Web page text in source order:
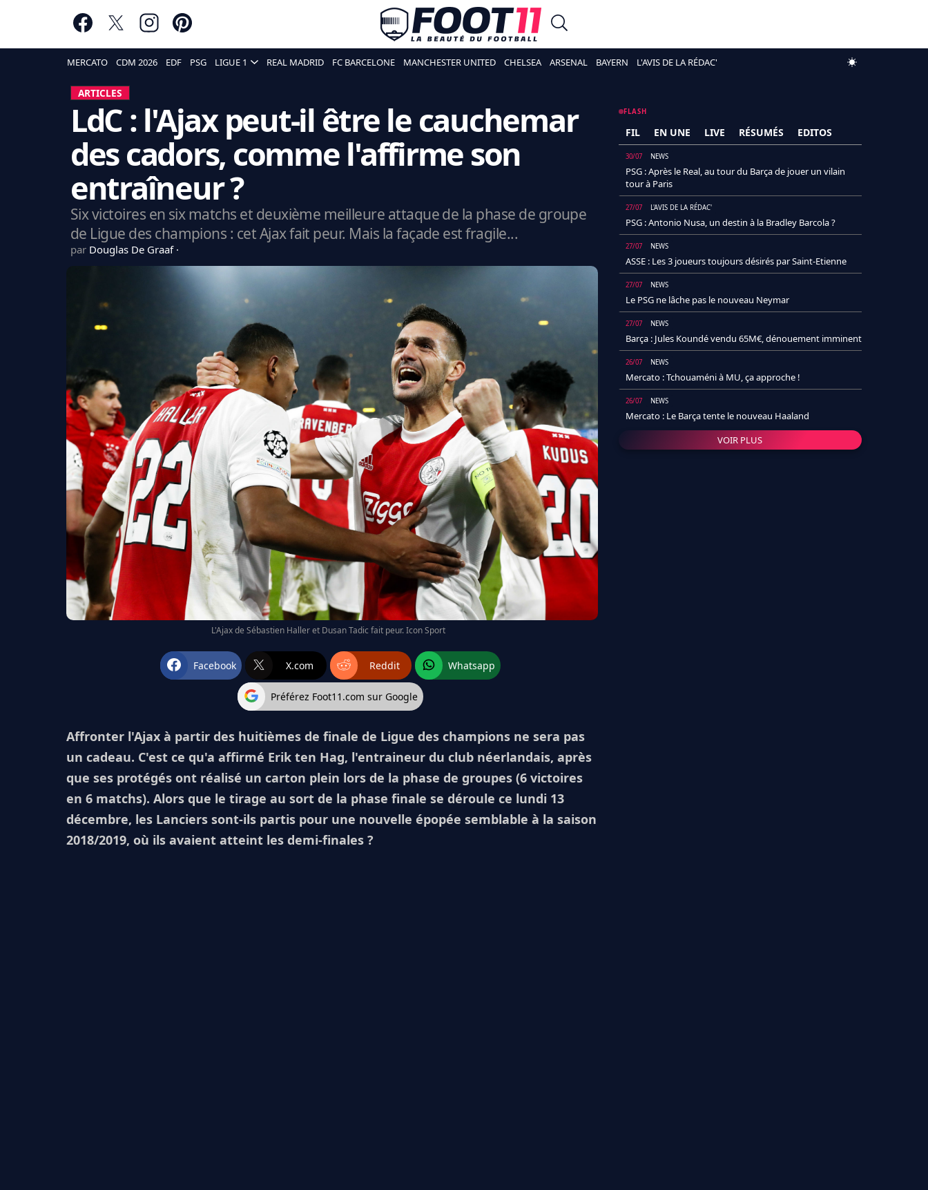
MERCATO CDM 2026 EDF PSG LIGUE 1 REAL MADRID FC BARCELONE MANCHESTER UNITED CHELSEA ARSENAL BAYERN L'AVIS DE LA RÉDAC'
ARTICLES
LdC : l'Ajax peut-il être le cauchemar
des cadors, comme l'affirme son
entraîneur ?
Six victoires en six matchs et deuxième meilleure attaque de la phase de groupe
de Ligue des champions : cet Ajax fait peur. Mais la façade est fragile...
par Douglas De Graaf
L'Ajax de Sébastien Haller et Dusan Tadic fait peur. Icon Sport
Facebook X.com Reddit Whatsapp
Préférez Foot11.com sur Google
Affronter l'Ajax à partir des huitièmes de finale de Ligue des champions ne sera pas
un cadeau. C'est ce qu'a affirmé Erik ten Hag, l'entraineur du club néerlandais, après
que ses protégés ont réalisé un carton plein lors de la phase de groupes (6 victoires
en 6 matchs). Alors que le tirage au sort de la phase finale se déroule ce lundi 13
décembre, les Lanciers sont-ils partis pour une nouvelle épopée semblable à la saison
2018/2019, où ils avaient atteint les demi-finales ?
FLASH
FIL EN UNE LIVE RÉSUMÉS EDITOS
30/07 NEWS
PSG : Après le Real, au tour du Barça de jouer un vilain
tour à Paris
27/07 L'AVIS DE LA RÉDAC'
PSG : Antonio Nusa, un destin à la Bradley Barcola ?
27/07 NEWS
ASSE : Les 3 joueurs toujours désirés par Saint-Etienne
27/07 NEWS
Le PSG ne lâche pas le nouveau Neymar
27/07 NEWS
Barça : Jules Koundé vendu 65M€, dénouement imminent
26/07 NEWS
Mercato : Tchouaméni à MU, ça approche !
26/07 NEWS
Mercato : Le Barça tente le nouveau Haaland
VOIR PLUS